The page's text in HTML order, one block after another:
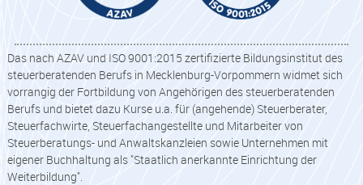
Das nach AZAV und ISO 9001:2015 zertifizierte Bildungsinstitut des
steuerberatenden Berufs in Mecklenburg-Vorpommern widmet sich
vorrangig der Fortbildung von Angehörigen des steuerberatenden
Berufs und bietet dazu Kurse u.a. für (angehende) Steuerberater,
Steuerfachwirte, Steuerfachangestellte und Mitarbeiter von
Steuerberatungs- und Anwaltskanzleien sowie Unternehmen mit
eigener Buchhaltung als "Staatlich anerkannte Einrichtung der
Weiterbildung".